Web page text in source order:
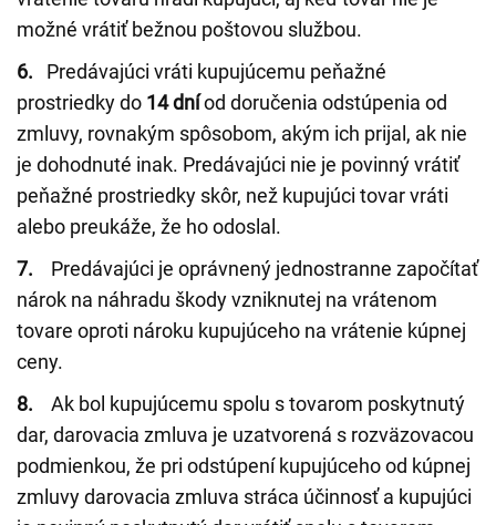
možné vrátiť bežnou poštovou službou.
6.
Predávajúci vráti kupujúcemu peňažné
prostriedky do 14 dníod doručenia odstúpenia od
zmluvy, rovnakým spôsobom, akým ich prijal, ak nie
je dohodnuté inak. Predávajúci nie je povinný vrátiť
peňažné prostriedky skôr, než kupujúci tovar vráti
alebo preukáže, že ho odoslal.
7. Predávajúci je oprávnený jednostranne započítať
nárok na náhradu škody vzniknutej na vrátenom
tovare oproti nároku kupujúceho na vrátenie kúpnej
ceny.
8. Ak bol kupujúcemu spolu s tovarom poskytnutý
dar, darovacia zmluva je uzatvorená s rozväzovacou
podmienkou, že pri odstúpení kupujúceho od kúpnej
zmluvy darovacia zmluva stráca účinnosť a kupujúci